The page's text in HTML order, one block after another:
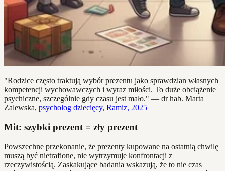
"Rodzice często traktują wybór prezentu jako sprawdzian własnych
kompetencji wychowawczych i wyraz miłości. To duże obciążenie
psychiczne, szczególnie gdy czasu jest mało." — dr hab. Marta
Zalewska, psycholog dziecięcy, Ramiz, 2025
Mit: szybki prezent = zły prezent
Powszechne przekonanie, że prezenty kupowane na ostatnią chwilę
muszą być nietrafione, nie wytrzymuje konfrontacji z
rzeczywistością. Zaskakujące badania wskazują, że to nie czas